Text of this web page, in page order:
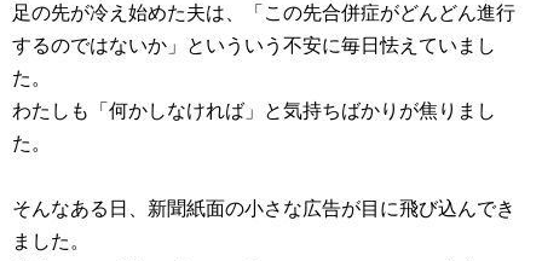
足の先が冷え始めた夫は、「この先合併症がどんどん進行
するのではないか」といういう不安に毎日怯えていまし
た。
わたしも「何かしなければ」と気持ちばかりが焦りまし
た。
そんなある日、新聞紙面の小さな広告が目に飛び込んでき
ました。